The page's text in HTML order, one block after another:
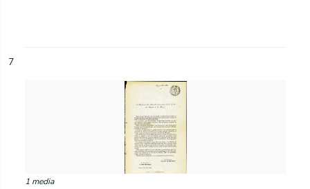
7
1 media